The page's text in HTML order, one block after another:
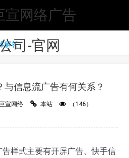
解答
信息流广告有何关系？
巨宣网络 本站
（146）
样式主要有开屏广告、快手信